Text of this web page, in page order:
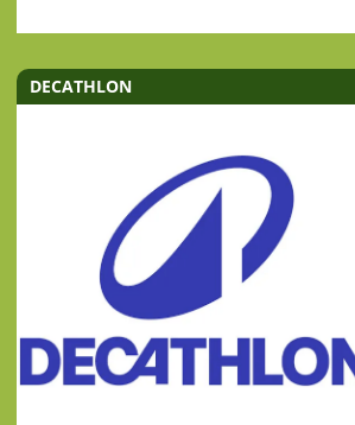
DECATHLON